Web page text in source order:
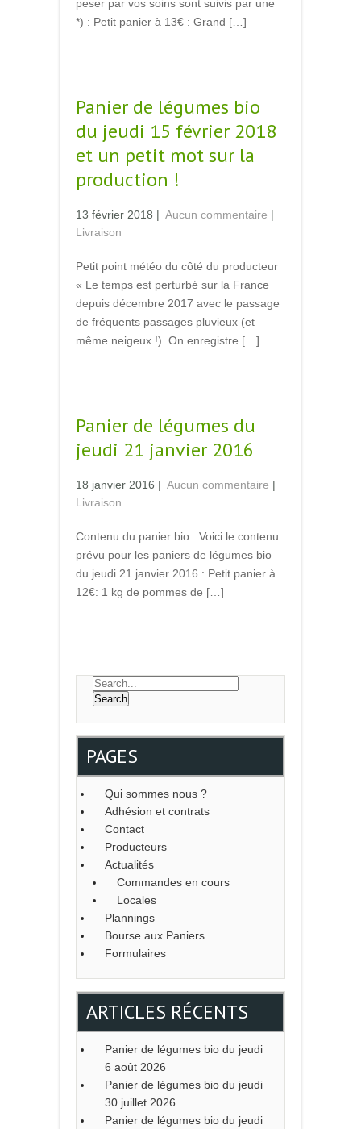
peser par vos soins sont suivis par une
*) : Petit panier à 13€ : Grand […]
Panier de légumes bio
du jeudi 15 février 2018
et un petit mot sur la
production !
13 février 2018 | Aucun commentaire |
Livraison
Petit point météo du côté du producteur
« Le temps est perturbé sur la France
depuis décembre 2017 avec le passage
de fréquents passages pluvieux (et
même neigeux !). On enregistre […]
Panier de légumes du
jeudi 21 janvier 2016
18 janvier 2016 | Aucun commentaire |
Livraison
Contenu du panier bio : Voici le contenu
prévu pour les paniers de légumes bio
du jeudi 21 janvier 2016 : Petit panier à
12€: 1 kg de pommes de […]
PAGES
Qui sommes nous ?
Adhésion et contrats
Contact
Producteurs
Actualités
Commandes en cours
Locales
Plannings
Bourse aux Paniers
Formulaires
ARTICLES RÉCENTS
Panier de légumes bio du jeudi
6 août 2026
Panier de légumes bio du jeudi
30 juillet 2026
Panier de légumes bio du jeudi